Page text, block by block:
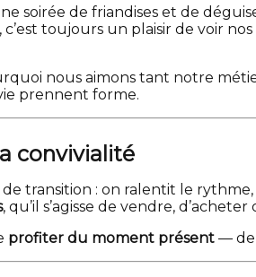
soirée de friandises et de
c’est toujours un plaisir de voir
nous aimons tant notre
prennent forme.
convivialité
de transition : on ralentit le
, qu’il s’agisse de vendre,
profiter du moment présent — de